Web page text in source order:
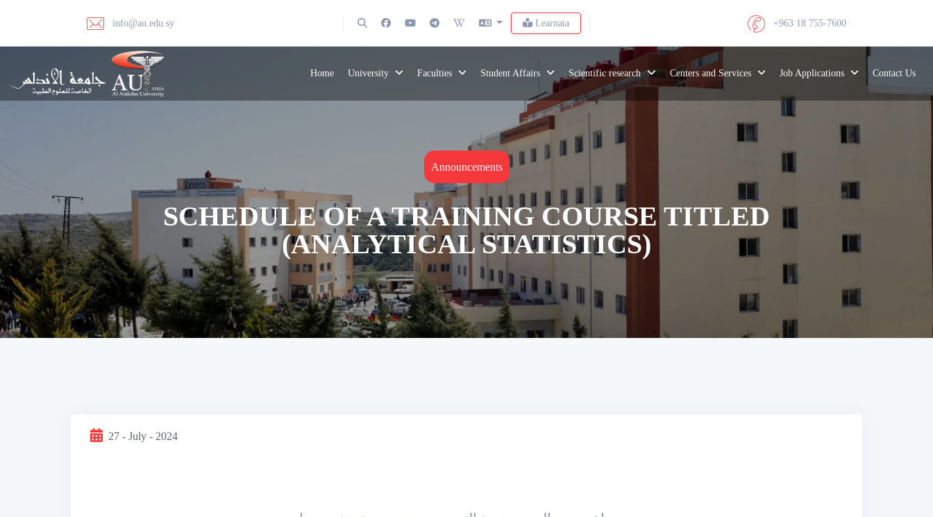
info@au.edu.sy Learnata +963 18 755-7600
Home University Faculties Student Affairs Scientific research Centers and Services Job Applications Contact Us
Announcements
SCHEDULE OF A TRAINING COURSE TITLED
(ANALYTICAL STATISTICS)
27 - July - 2024